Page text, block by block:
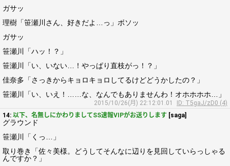
ガサッ
理樹「笹瀬川さん、好きだよ…っ」ボソッ
ガサッ
笹瀬川「ハッ！？」
笹瀬川「い、いない…！やっぱり直枝がっ！？」
佳奈多「さっきからキョロキョロしてるけどどうかしたの？」
笹瀬川「い、いえ！……な、なんでもありませんわ！オホホホホ…」
2015/10/26(月) 22:12:01.01
ID: T5gaJ/zD0 (4)
14: 以下、名無しにかわりましてSS速報VIPがお送りします [saga]
グラウンド
笹瀬川「くっ…」
取り巻き「佐々美様。どうしてそんなに辺りを見回していらっしゃる
んですか？」